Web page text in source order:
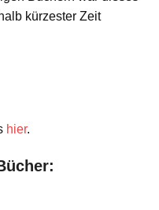
kürzester Zeit
hier.